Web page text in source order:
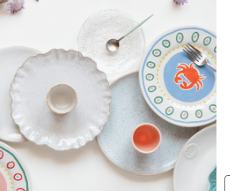
vos articles
à l'esprit qu'il
espérons qu'il